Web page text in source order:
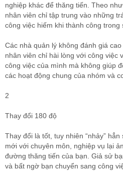
nghiệp khác để thăng tiến. Theo
nhân viên chỉ tập trung vào những
công việc hiếm khi thành công trong
Các nhà quản lý không đánh giá
nhân viên chỉ hài lòng với công việc
công việc của mình mà không giúp
các hoạt động chung của nhóm và
2
Thay đổi 180 độ
Thay đổi là tốt, tuy nhiên “nhảy”
mới với chuyên môn, nghiệp vụ lại
đường thăng tiến của bạn. Giả sử
và bất ngờ bạn chuyển sang công